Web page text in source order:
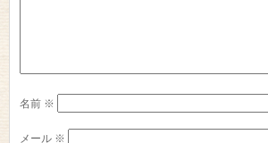
名前 ※
メール ※